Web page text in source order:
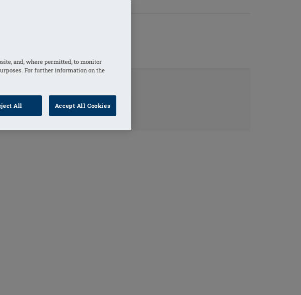
PRODUKCIE
and, where permitted, to monitor
For further information on the
All Accept All Cookies